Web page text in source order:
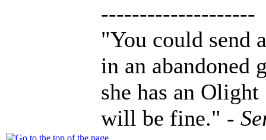
--------------------
"You could send
in an abandoned
she has an
will be fine." -